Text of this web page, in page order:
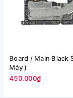
Board / Main Black Shark 4 (Zin
Máy )
450.000₫